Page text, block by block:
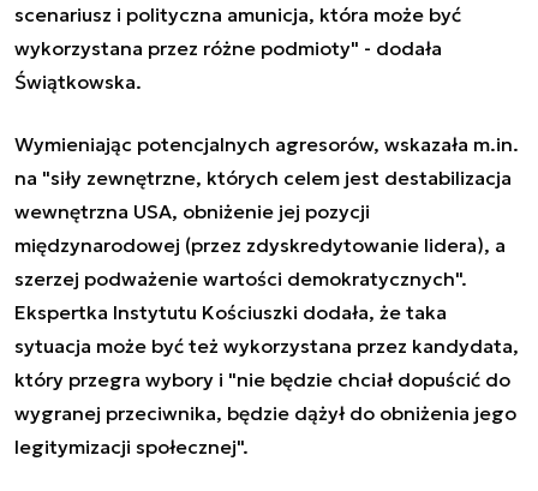
scenariusz i polityczna amunicja, która może być
wykorzystana przez różne podmioty" - dodała
Świątkowska.
Wymieniając potencjalnych agresorów, wskazała m.in.
na "siły zewnętrzne, których celem jest destabilizacja
wewnętrzna USA, obniżenie jej pozycji
międzynarodowej (przez zdyskredytowanie lidera), a
szerzej podważenie wartości demokratycznych".
Ekspertka Instytutu Kościuszki dodała, że taka
sytuacja może być też wykorzystana przez kandydata,
który przegra wybory i "nie będzie chciał dopuścić do
wygranej przeciwnika, będzie dążył do obniżenia jego
legitymizacji społecznej".